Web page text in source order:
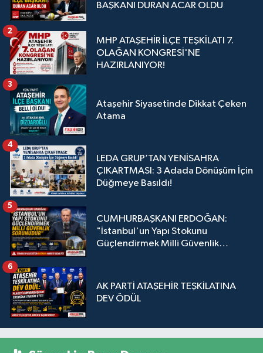
BAŞKANI DURAN ACAR OLDU
MHP ATAŞEHİR İLÇE TEŞKİLATI 7.
OLAĞAN KONGRESİ'NE
HAZIRLANIYOR!
2
Ataşehir Siyasetinde Dikkat Çeken
Atama
3
LEDA GRUP’TAN YENİSAHRA
ÇIKARTMASI: 3 Adada Dönüşüm İçin
Düğmeye Basıldı!
4
CUMHURBAŞKANI ERDOĞAN:
"İstanbul'un Yapı Stokunu
Güçlendirmek Milli Güvenlik
5
AK PARTİ ATAŞEHİR TEŞKİLATINA
DEV ÖDÜL
6